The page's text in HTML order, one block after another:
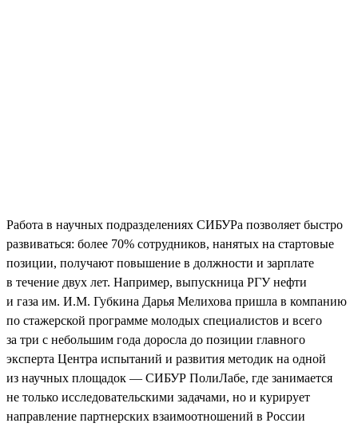
Работа в научных подразделениях СИБУРа позволяет быстро
развиваться: более 70% сотрудников, нанятых на стартовые
позиции, получают повышение в должности и зарплате
в течение двух лет. Например, выпускница РГУ нефти
и газа им. И.М. Губкина Дарья Мелихова пришла в компанию
по стажерской программе молодых специалистов и всего
за три с небольшим года доросла до позиции главного
эксперта Центра испытаний и развития методик на одной
из научных площадок — СИБУР ПолиЛабе, где занимается
не только исследовательскими задачами, но и курирует
направление партнерских взаимоотношений в России